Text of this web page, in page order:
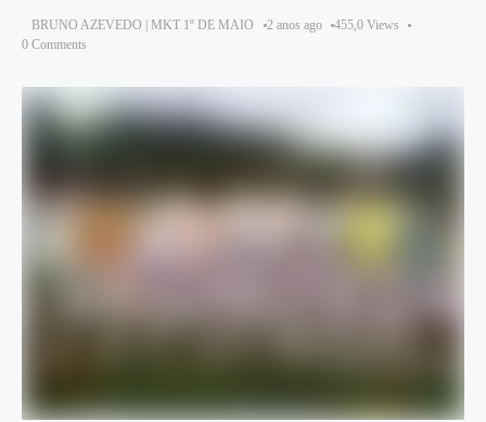
BRUNO AZEVEDO | MKT 1º DE MAIO 2 anos ago
455,0 Views
0 Comments